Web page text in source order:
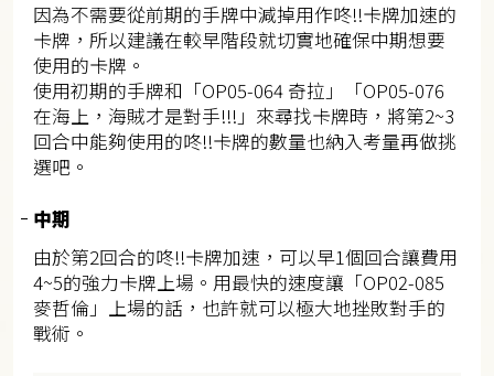
因為不需要從前期的手牌中減掉用作咚!!卡牌加速的
卡牌，所以建議在較早階段就切實地確保中期想要
使用的卡牌。
使用初期的手牌和「OP05-064 奇拉」「OP05-076
在海上，海賊才是對手!!!」來尋找卡牌時，將第2~3
回合中能夠使用的咚!!卡牌的數量也納入考量再做挑
選吧。
中期
由於第2回合的咚!!卡牌加速，可以早1個回合讓費用
4~5的強力卡牌上場。用最快的速度讓「OP02-085
麥哲倫」上場的話，也許就可以極大地挫敗對手的
戰術。